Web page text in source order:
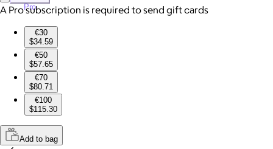
Pro
A Pro subscription is required to send gift cards
€30
$34.59
€50
$57.65
€70
$80.71
€100
$115.30
Add to bag